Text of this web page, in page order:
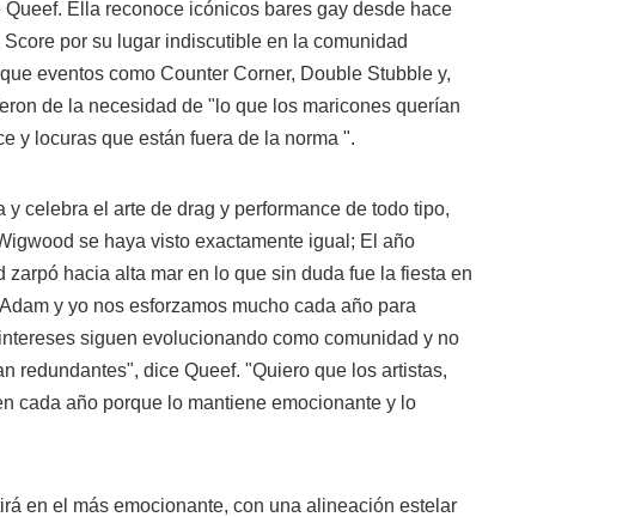
Ella reconoce icónicos bares gay desde hace
por su lugar indiscutible en la comunidad
eventos como Counter Corner, Double Stubble y,
de la necesidad de "lo que los maricones querían
y locuras que están fuera de la norma ".
celebra el arte de drag y performance de todo tipo,
se haya visto exactamente igual; El año
zarpó hacia alta mar en lo que sin duda fue la fiesta en
y yo nos esforzamos mucho cada año para
siguen evolucionando como comunidad y no
redundantes", dice Queef. "Quiero que los artistas,
cada año porque lo mantiene emocionante y lo
en el más emocionante, con una alineación estelar